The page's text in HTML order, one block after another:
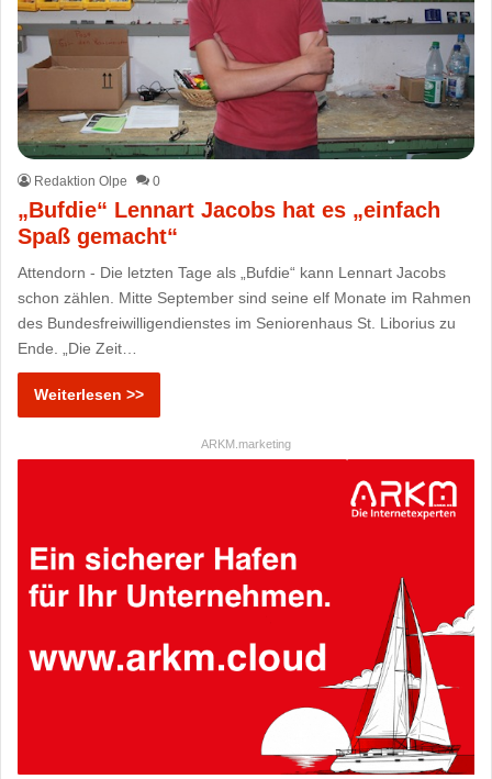
Redaktion Olpe 0
„Bufdie“ Lennart Jacobs hat es „einfach
Spaß gemacht“
Attendorn - Die letzten Tage als „Bufdie“ kann Lennart Jacobs
schon zählen. Mitte September sind seine elf Monate im Rahmen
des Bundesfreiwilligendienstes im Seniorenhaus St. Liborius zu
Ende. „Die Zeit…
Weiterlesen >>
ARKM.marketing